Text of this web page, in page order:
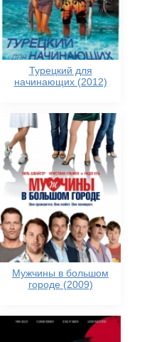
Турецкий для
начинающих (2012)
Мужчины в большом
городе (2009)